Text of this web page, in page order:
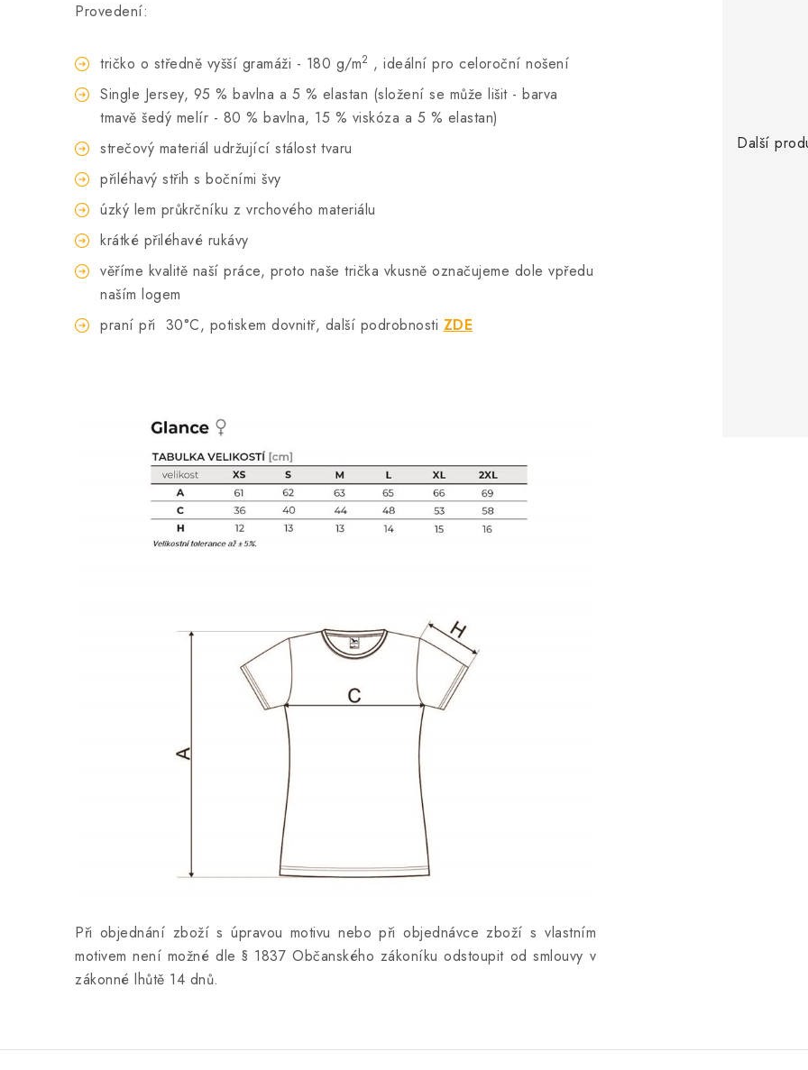
Provedení:
tričko o středně vyšší gramáži - 180 g/m2 , ideální pro celoroční nošení
Single Jersey, 95 % bavlna a 5 % elastan (složení se může lišit - barva
tmavě šedý melír - 80 % bavlna, 15 % viskóza a 5 % elastan)
strečový materiál udržující stálost tvaru
přiléhavý střih s bočními švy
úzký lem průkrčníku z vrchového materiálu
krátké přiléhavé rukávy
věříme kvalitě naší práce, proto naše trička vkusně označujeme dole vpředu
naším logem
praní při 30°C, potiskem dovnitř, další podrobnosti ZDE
Při objednání zboží s úpravou motivu nebo při objednávce zboží s vlastním
motivem není možné dle § 1837 Občanského zákoníku odstoupit od smlouvy v
zákonné lhůtě 14 dnů.
Další